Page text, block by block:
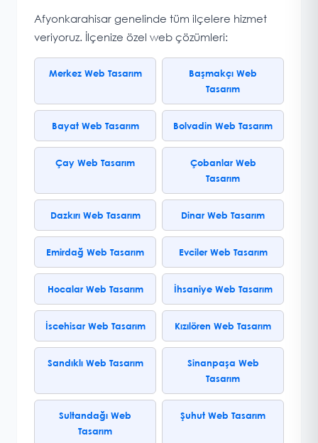
Afyonkarahisar genelinde tüm ilçelere hizmet
veriyoruz. İlçenize özel web çözümleri:
Merkez Web Tasarım
Başmakçı Web
Tasarım
Bayat Web Tasarım Bolvadin Web Tasarım
Çay Web Tasarım
Çobanlar Web
Tasarım
Dazkırı Web Tasarım Dinar Web Tasarım
Emirdağ Web Tasarım Evciler Web Tasarım
Hocalar Web Tasarım İhsaniye Web Tasarım
İscehisar Web Tasarım Kızılören Web Tasarım
Sandıklı Web Tasarım
Sinanpaşa Web
Tasarım
Sultandağı Web
Tasarım
Şuhut Web Tasarım